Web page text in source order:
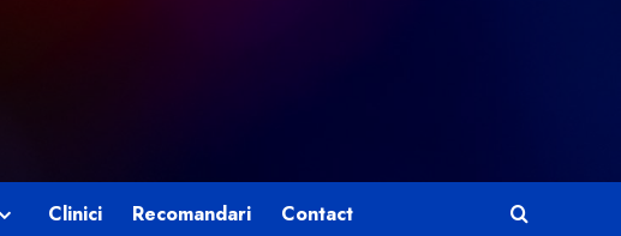
Clinici Recomandari Contact